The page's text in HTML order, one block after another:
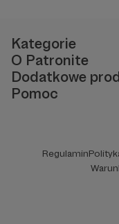
Kategorie
O Patronite
Dodatkowe
Pomoc
Regulamin